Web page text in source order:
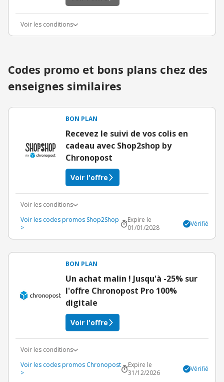
Voir les conditions
Codes promo et bons plans chez des
enseignes similaires
BON PLAN
Recevez le suivi de vos colis en
cadeau avec Shop2shop by
Chronopost
Voir l'offre
Voir les conditions
Voir les codes promos Shop2Shop
>
Expire le
01/01/2028
Vérifié
BON PLAN
Un achat malin ! Jusqu'à -25% sur
l'offre Chronopost Pro 100%
digitale
Voir l'offre
Voir les conditions
Voir les codes promos Chronopost
>
Expire le
31/12/2026
Vérifié